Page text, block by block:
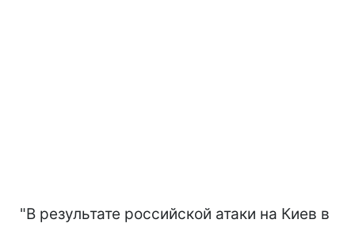
"В результате российской атаки на Киев в